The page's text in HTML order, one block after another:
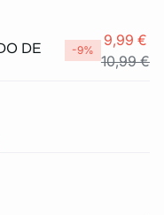
DE
-9%
9,99 €
10,99 €